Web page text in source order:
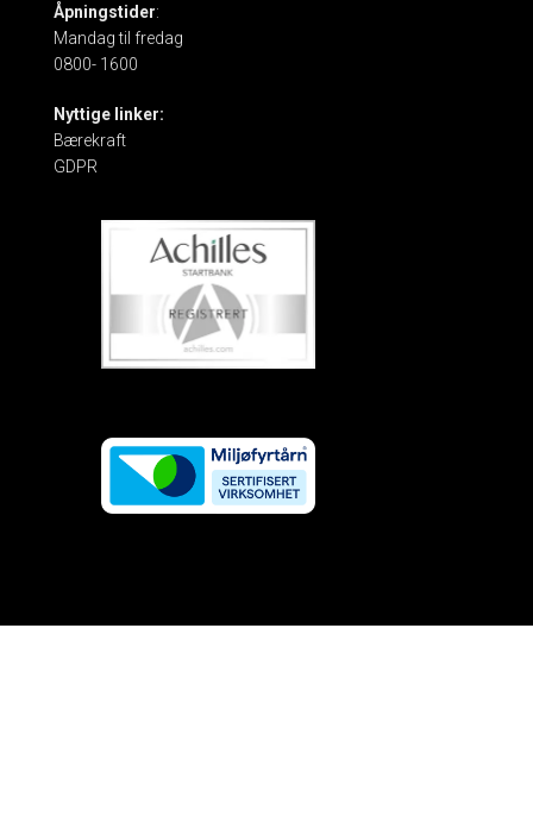
Åpningstider:
Mandag til fredag
0800- 1600
Nyttige linker:
Bærekraft
GDPR